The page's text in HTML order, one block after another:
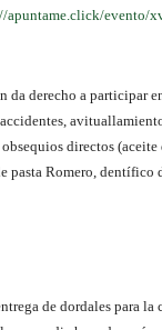
apuntame.click/evento/
derecho a participar
directos (aceite
pasta Romero, dentífico
de dordales para la